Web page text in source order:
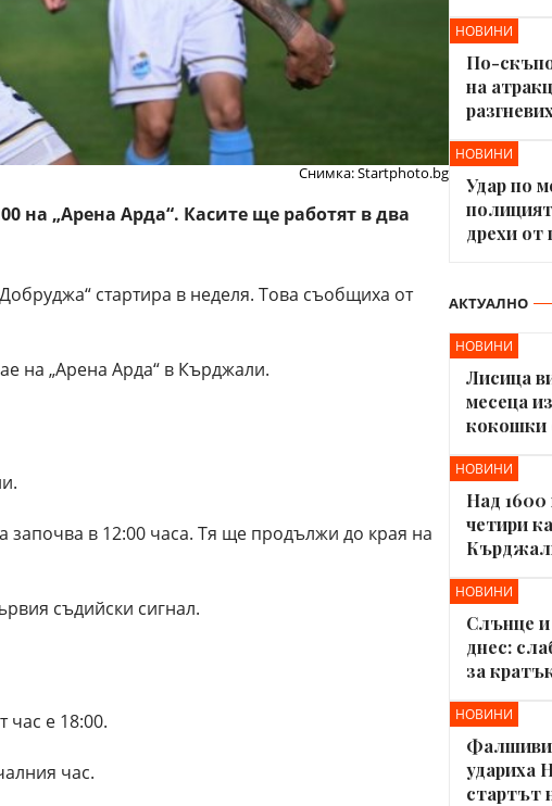
Снимка: Startphoto.bg
на „Арена Арда“. Касите ще работят в два
стартира в неделя. Това съобщиха от
на „Арена Арда“ в Кърджали.
започва в 12:00 часа. Тя ще продължи до края на
съдийски сигнал.
час е 18:00.
час.
НОВИНИ
По-
на
НОВИНИ
Удар по
дрехи от
АКТУАЛНО
НОВИНИ
Лисица
месеца
кокошки
НОВИНИ
Над 1600
четири
НОВИНИ
Слънце
днес:
за
НОВИНИ
Фалшиви
удариха
стартът